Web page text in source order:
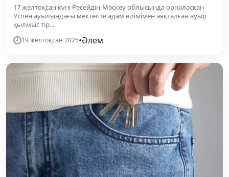
17 желтоқсан күні Ресейдің Мәскеу облысында орналасқан
Успен ауылындағы мектепте адам өлімімен аяқталған ауыр
қылмыс тір...
19 желтоқсан 2025•Әлем